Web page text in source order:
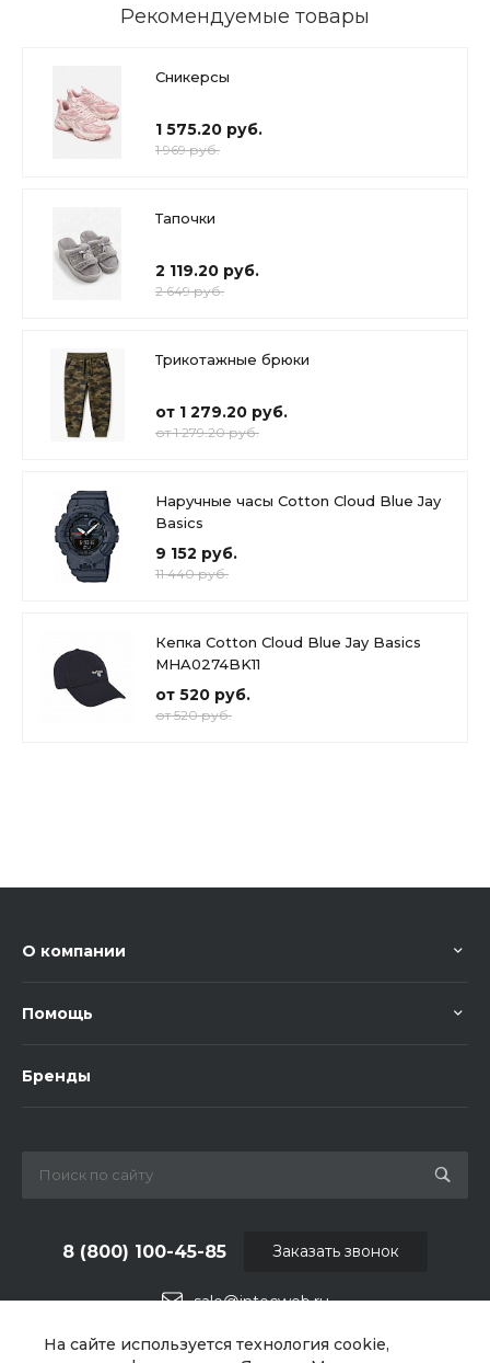
На сайте используется технология cookie,
Рекомендуемые товары
Сникерсы
1 575.20 руб.
1 969 руб.
Тапочки
2 119.20 руб.
2 649 руб.
Трикотажные брюки
от 1 279.20 руб.
от 1 279.20 руб.
Наручные часы Cotton Cloud Blue Jay
Basics
9 152 руб.
11 440 руб.
Кепка Cotton Cloud Blue Jay Basics
MHA0274BK11
от 520 руб.
от 520 руб.
О компании
Помощь
Бренды
sale@intecweb.ru
8 (800) 100-45-85
г. Челябинск, ул.Свободы, д.93, оф. 6
Заказать звонок